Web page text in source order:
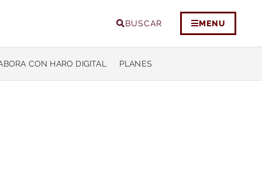
BUSCAR MENU
CON HARO DIGITAL PLANES